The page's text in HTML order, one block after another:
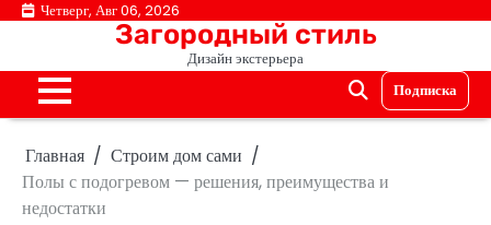
ПерейтиЧетверг, Авг 06, 2026
Загородный стиль
Дизайн экстерьера
Подписка
Главная
Строим дом сами
Полы с подогревом — решения, преимущества и
недостатки